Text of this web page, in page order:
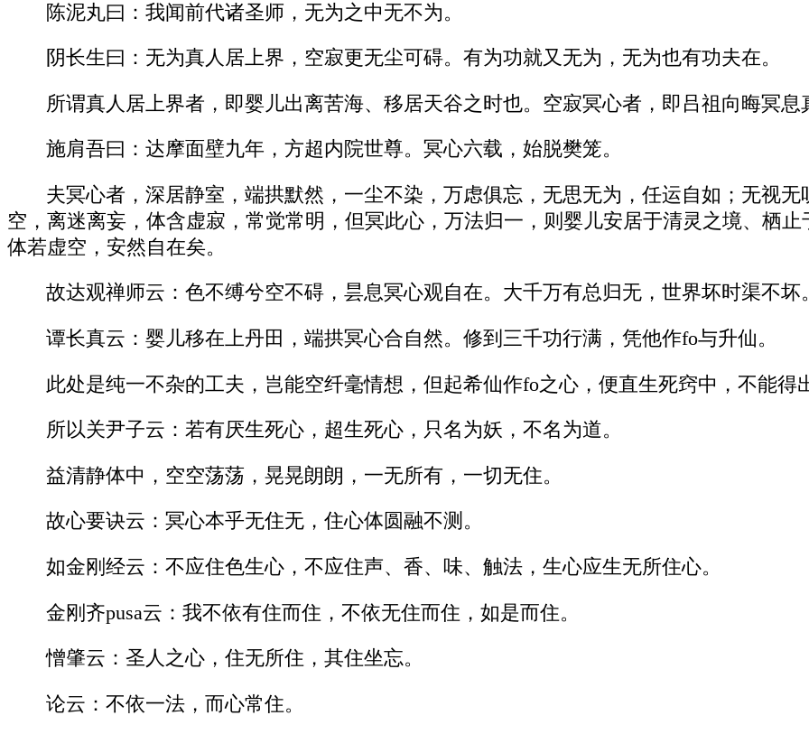
陈泥丸曰：我闻前代诸圣师，无为之中无不为。
阴长生曰：无为真人居上界，空寂更无尘可碍。有为功就又无为，无为也有功夫在。
所谓真人居上界者，即婴儿出离苦海、移居天谷之时也。空寂冥心者，即吕祖向晦冥息
施肩吾曰：达摩面壁九年，方超内院世尊。冥心六载，始脱樊笼。
夫冥心者，深居静室，端拱默然，一尘不染，万虑俱忘，无思无为，任运自如；无视
空，离迷离妄，体含虚寂，常觉常明，但冥此心，万法归一，则婴儿安居于清灵之境、栖
体若虚空，安然自在矣。
故达观禅师云：色不缚兮空不碍，昙息冥心观自在。大千万有总归无，世界坏时渠不坏
谭长真云：婴儿移在上丹田，端拱冥心合自然。修到三千功行满，凭他作fo与升仙。
此处是纯一不杂的工夫，岂能空纤毫情想，但起希仙作fo之心，便直生死窍中，不能得
所以关尹子云：若有厌生死心，超生死心，只名为妖，不名为道。
益清静体中，空空荡荡，晃晃朗朗，一无所有，一切无住。
故心要诀云：冥心本乎无住无，住心体圆融不测。
如金刚经云：不应住色生心，不应住声、香、味、触法，生心应生无所住心。
金刚齐pusa云：我不依有住而住，不依无住而住，如是而住。
憎肇云：圣人之心，住无所住，其住坐忘。
论云：不依一法，而心常住。